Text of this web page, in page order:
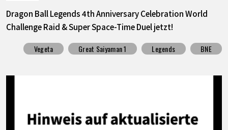
Dragon Ball Legends 4th Anniversary Celebration World
Challenge Raid & Super Space-Time Duel jetzt!
Vegeta Great Saiyaman 1 Legends BNE